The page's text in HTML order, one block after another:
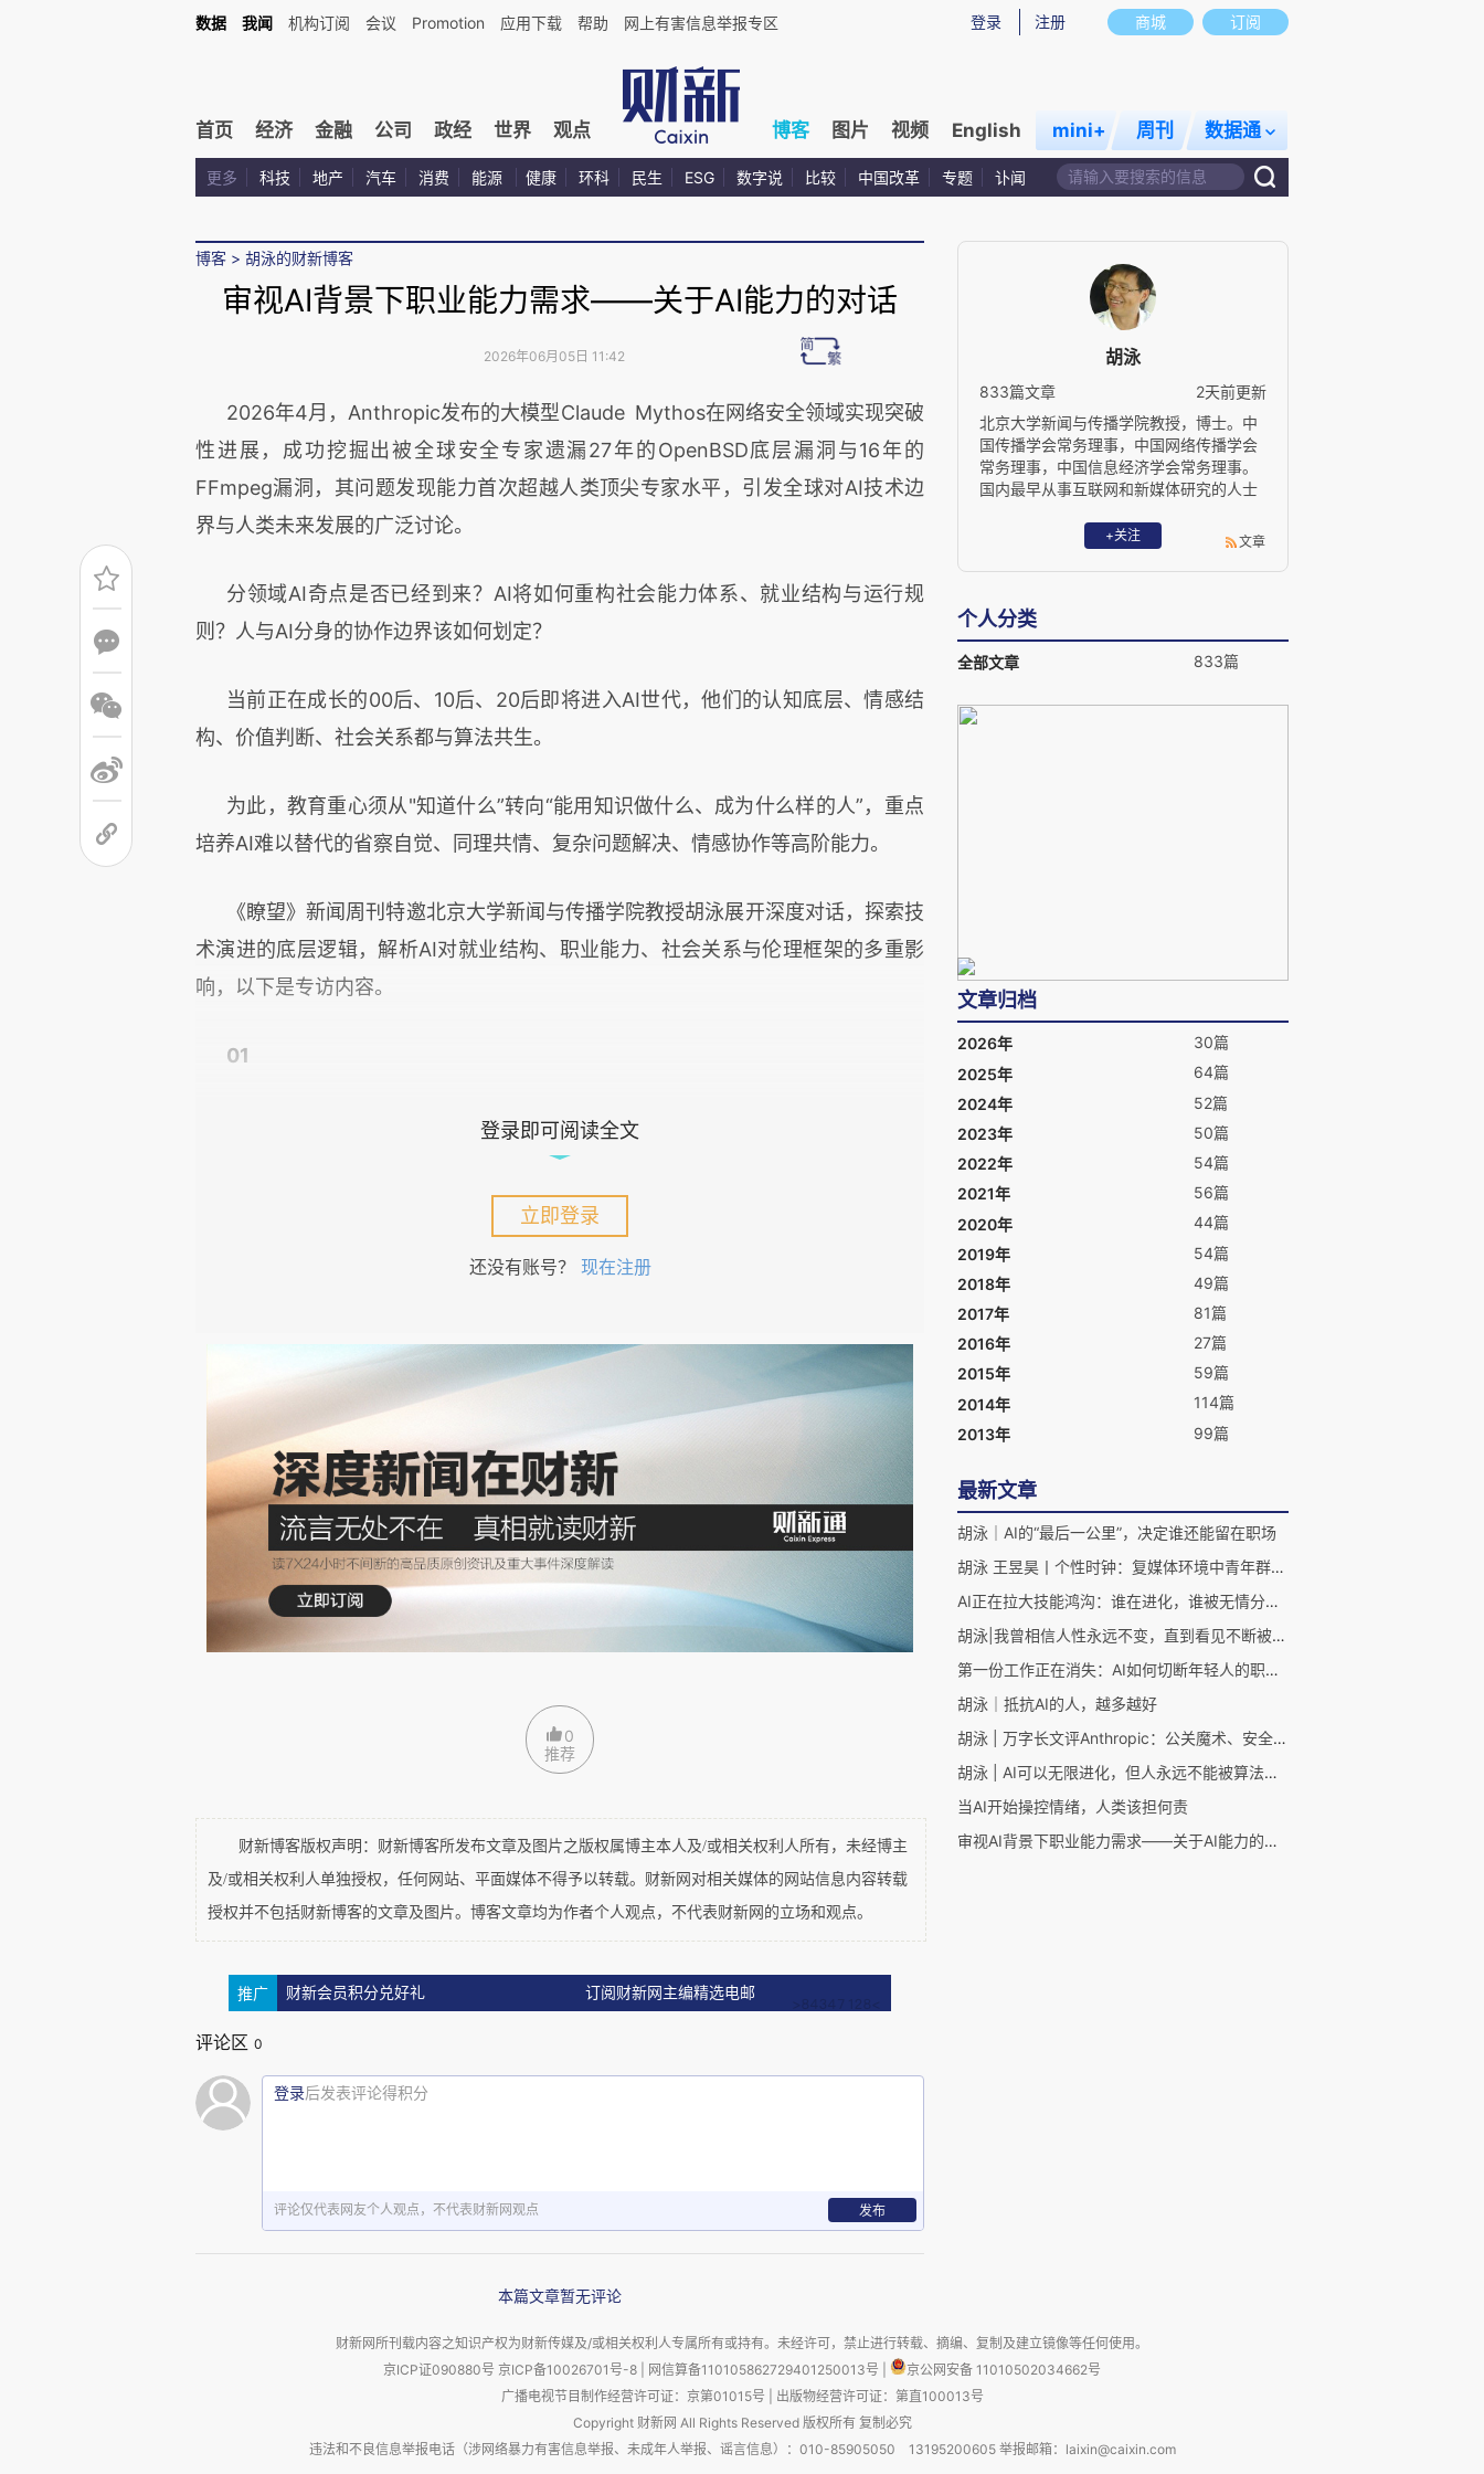
商城 订阅
登录 注册
数据 我闻 机构订阅 会议 Promotion 应用下载 帮助 网上有害信息举报专区
首页 经济 金融 公司 政经 世界 观点 博客 图片 视频 English mini+ 周刊 数据通
更多 科技 地产 汽车 消费 能源 健康 环科 民生 ESG 数字说 比较 中国改革 专题 讣闻
博客 > 胡泳的财新博客
审视AI背景下职业能力需求——关于AI能力的对话
2026年06月05日 11:42
2026年4月，Anthropic发布的大模型Claude Mythos在网络安全领域实现突破
性进展，成功挖掘出被全球安全专家遗漏27年的OpenBSD底层漏洞与16年的
FFmpeg漏洞，其问题发现能力首次超越人类顶尖专家水平，引发全球对AI技术边
界与人类未来发展的广泛讨论。
分领域AI奇点是否已经到来？AI将如何重构社会能力体系、就业结构与运行规
则？人与AI分身的协作边界该如何划定？
当前正在成长的00后、10后、20后即将进入AI世代，他们的认知底层、情感结
构、价值判断、社会关系都与算法共生。
为此，教育重心须从"知道什么”转向“能用知识做什么、成为什么样的人”，重点
培养AI难以替代的省察自觉、同理共情、复杂问题解决、情感协作等高阶能力。
《瞭望》新闻周刊特邀北京大学新闻与传播学院教授胡泳展开深度对话，探索技
术演进的底层逻辑，解析AI对就业结构、职业能力、社会关系与伦理框架的多重影
响，以下是专访内容。
01
《瞭望》：Claude Mythos等是否意味着分领域AI奇点已经抵达？
胡泳：Claude Mythos代表AI从语言生成向自主代理跃迁的里程碑，更本质的
从分领域的角度来看，Claude Mythos的核心优势在于在想法和知识之间建立深
层连接，然而这种连接能力本质上仍属于结构层面的关系建模，而非真正的经验性
理解。它可以生成大量可能成立的知识关联，却并不天然具备判断这些关联在现实
中何者更具意义的能力。因此，它更像是一种被极度放大的“元能力工具”，在加速
知识生成与问题重构方面具有近似“奇点式”的效应，但其最终价值仍依赖于人类主
体对意义、方向与重要性的裁定。
在青岛职业技术学院具身智能机器人实训基地，人形机器人在课堂上进行动作编
程效果演示 （2026 年 3 月 26 日摄） 李紫恒摄 / 新华社《瞭望》
《瞭望》：现有就业结构和职业能力体系是工业社会规则显性化的产物，AI时代
登录即可阅读全文
立即登录
还没有账号？ 现在注册
0
推荐
财新博客版权声明：财新博客所发布文章及图片之版权属博主本人及/或相关权利人所有，未经博主
及/或相关权利人单独授权，任何网站、平面媒体不得予以转载。财新网对相关媒体的网站信息内容转载
授权并不包括财新博客的文章及图片。博客文章均为作者个人观点，不代表财新网的立场和观点。
推广 财新会员积分兑好礼 订阅财新网主编精选电邮
评论区 0
登录后发表评论得积分
评论仅代表网友个人观点，不代表财新网观点 发布
本篇文章暂无评论
胡泳
833篇文章
2天前更新
北京大学新闻与传播学院教授，博士。中
国传播学会常务理事，中国网络传播学会
常务理事，中国信息经济学会常务理事。
国内最早从事互联网和新媒体研究的人士
联网早期发展的最有影响的启蒙者之一。
欢迎关注胡泳的微信公号：beingdigital，
讨论数字化时代的生活设计。
+关注 文章
个人分类
全部文章 833篇
文章归档
2026年
30篇
2025年
64篇
2024年
52篇
2023年
50篇
2022年
54篇
2021年
56篇
2020年
44篇
2019年
54篇
2018年
49篇
2017年
81篇
2016年
27篇
2015年
59篇
2014年
114篇
2013年
99篇
最新文章
胡泳｜AI的“最后一公里”，决定谁还能留在职场
胡泳 王昱昊丨个性时钟：复媒体环境中青年群体的平台摇摆与时间感知的关系研究
AI正在拉大技能鸿沟：谁在进化，谁被无情分化？
胡泳|我曾相信人性永远不变，直到看见不断被技术重塑的人们
第一份工作正在消失：AI如何切断年轻人的职业阶梯？
胡泳｜抵抗AI的人，越多越好
胡泳 | 万字长文评Anthropic：公关魔术、安全游戏与灵魂生意
胡泳 | AI可以无限进化，但人永远不能被算法定义
当AI开始操控情绪，人类该担何责
审视AI背景下职业能力需求——关于AI能力的对话
财新网所刊载内容之知识产权为财新传媒及/或相关权利人专属所有或持有。未经许可，禁止进行转载、摘编、复制及建立镜像等任何使用。
京ICP证090880号 京ICP备10026701号-8 网信算备110105862729401250013号
京公网安备 11010502034662号
广播电视节目制作经营许可证：京第01015号
出版物经营许可证：第直100013号
Copyright 财新网 All Rights Reserved 版权所有 复制必究
违法和不良信息举报电话（涉网络暴力有害信息举报、未成年人举报、谣言信息）：010-85905050 13195200605 举报邮箱：laixin@caixin.com